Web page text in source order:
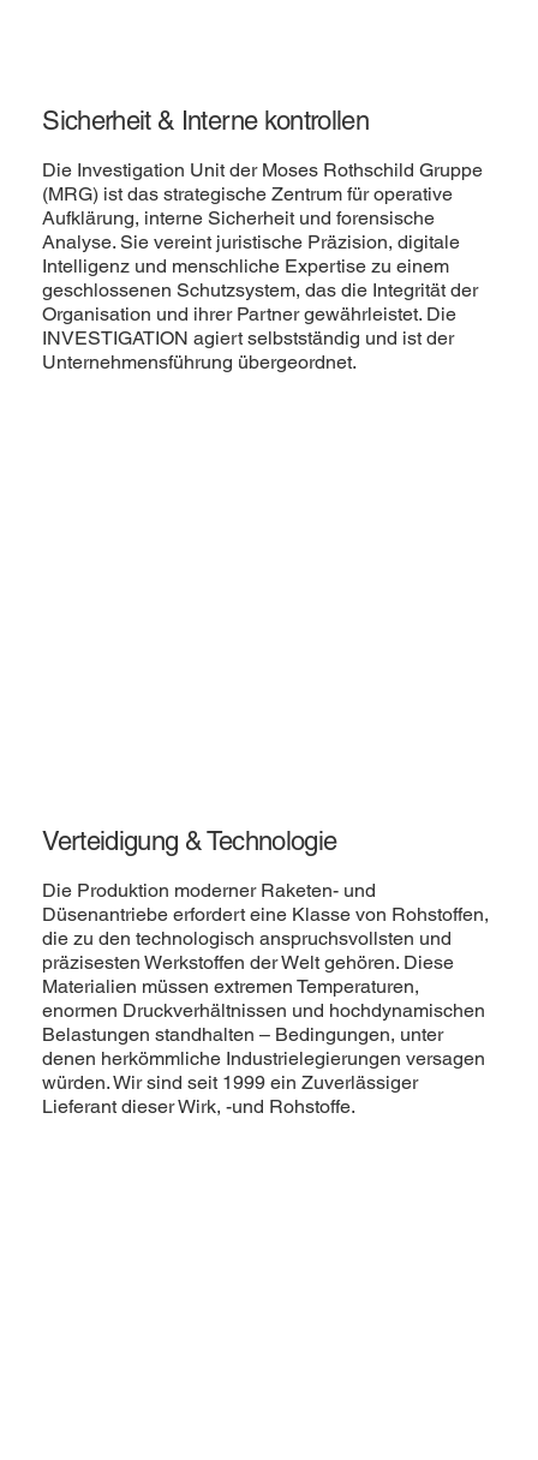
Sicherheit & Interne kontrollen
Die Investigation Unit der Moses Rothschild Gruppe
(MRG) ist das strategische Zentrum für operative
Aufklärung, interne Sicherheit und forensische
Analyse. Sie vereint juristische Präzision, digitale
Intelligenz und menschliche Expertise zu einem
geschlossenen Schutzsystem, das die Integrität der
Organisation und ihrer Partner gewährleistet. Die
INVESTIGATION agiert selbstständig und ist der
Unternehmensführung übergeordnet.
Verteidigung & Technologie
Die Produktion moderner Raketen- und
Düsenantriebe erfordert eine Klasse von Rohstoffen,
die zu den technologisch anspruchsvollsten und
präzisesten Werkstoffen der Welt gehören. Diese
Materialien müssen extremen Temperaturen,
enormen Druckverhältnissen und hochdynamischen
Belastungen standhalten – Bedingungen, unter
denen herkömmliche Industrielegierungen versagen
würden. Wir sind seit 1999 ein Zuverlässiger
Lieferant dieser Wirk, -und Rohstoffe.